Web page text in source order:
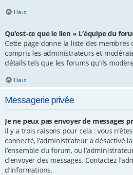
Haut
Qu’est-ce que le lien « L’équipe du
Cette page donne la liste des membres
compris les administrateurs et
détails tels que les forums qu’ils
Haut
Messagerie privée
Je ne peux pas envoyer de messages
Il y a trois raisons pour cela : vous
connecté, l’administrateur a désactivé
l’ensemble du forum, ou
d’envoyer des messages. Contactez
d’informations.